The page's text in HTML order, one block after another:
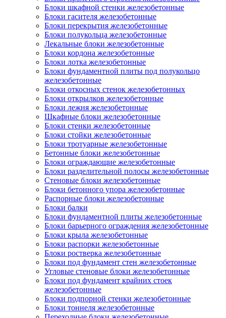
Блоки шкафной стенки железобетонные
Блоки гасителя железобетонные
Блоки перекрытия железобетонные
Блоки полукольца железобетонные
Лекальные блоки железобетонные
Блоки кордона железобетонные
Блоки лотка железобетонные
Блоки фундаментной плиты под полукольцо
железобетонные
Блоки откосных стенок железобетонных
Блоки открылков железобетонные
Блоки лежня железобетонные
Шкафные блоки железобетонные
Блоки стенки железобетонные
Блоки стойки железобетонные
Блоки тротуарные железобетонные
Бетонные блоки железобетонные
Блоки ограждающие железобетонные
Блоки разделительной полосы железобетонные
Стеновые блоки железобетонные
Блоки бетонного упора железобетонные
Распорные блоки железобетонные
Блоки балки
Блоки фундаментной плиты железобетонные
Блоки барьерного ограждения железобетонные
Блоки крыла железобетонные
Блоки распорки железобетонные
Блоки ростверка железобетонные
Блоки под фундамент стен железобетонные
Угловые стеновые блоки железобетонные
Блоки под фундамент крайних стоек
железобетонные
Блоки подпорной стенки железобетонные
Блоки тоннеля железобетонные